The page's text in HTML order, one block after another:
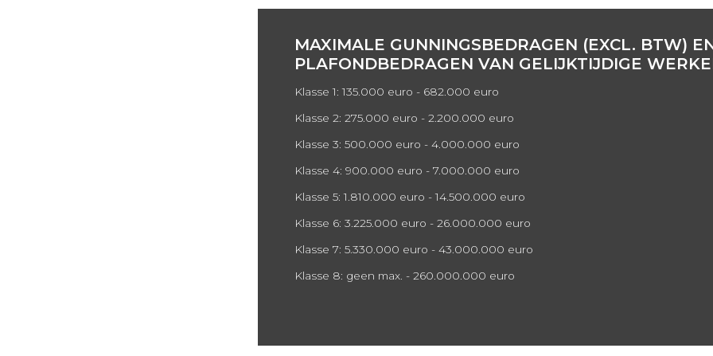
MAXIMALE GUNNINGSBEDRAGEN (EXCL. BTW)
PLAFONDBEDRAGEN VAN GELIJKTIJDIGE
Klasse 1: 135.000 euro - 682.000 euro
Klasse 2: 275.000 euro - 2.200.000 euro
Klasse 3: 500.000 euro - 4.000.000 euro
Klasse 4: 900.000 euro - 7.000.000 euro
Klasse 5: 1.810.000 euro - 14.500.000 euro
Klasse 6: 3.225.000 euro - 26.000.000 euro
Klasse 7: 5.330.000 euro - 43.000.000 euro
Klasse 8: geen max. - 260.000.000 euro